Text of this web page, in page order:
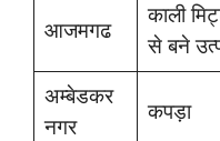
आजमगढ
काली
से बने
अम्बेडकर
नगर
कपड़ा